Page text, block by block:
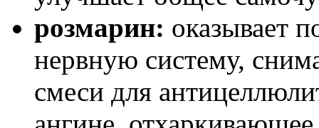
розмарин: оказывает
нервную систему,
смеси для